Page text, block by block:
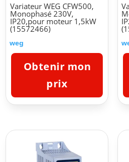
Variateur WEG CFW500,
Monophasé 230V,
IP20,pour moteur 1,5kW
(15572466)
weg
Obtenir mon
prix